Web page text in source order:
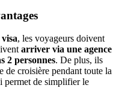
, les voyageurs doivent
arriver via une agence
2 personnes. De plus, ils
de croisière pendant toute la
permet de simplifier le